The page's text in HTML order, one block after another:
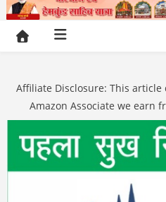
Affiliate Disclosure: This
Amazon Associate we earn